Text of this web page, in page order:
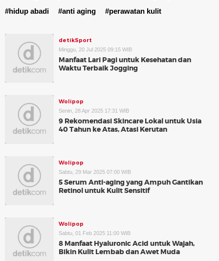
#hidup abadi
#anti aging #perawatan kulit
detikSport
Minggu, 20 Jul 2025 09:15 WIB
Manfaat Lari Pagi untuk Kesehatan dan
Waktu Terbaik Jogging
Wolipop
Senin, 28 Apr 2025 17:31 WIB
9 Rekomendasi Skincare Lokal untuk Usia
40 Tahun ke Atas, Atasi Kerutan
Wolipop
Sabtu, 29 Mar 2025 07:00 WIB
5 Serum Anti-aging yang Ampuh Gantikan
Retinol untuk Kulit Sensitif
Wolipop
Sabtu, 01 Feb 2025 11:00 WIB
8 Manfaat Hyaluronic Acid untuk Wajah,
Bikin Kulit Lembab dan Awet Muda